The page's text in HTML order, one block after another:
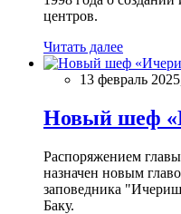
центров.
Читать далее
13 февраль
Новый шеф
Распоряжением
назначен новым
заповедника
Баку.